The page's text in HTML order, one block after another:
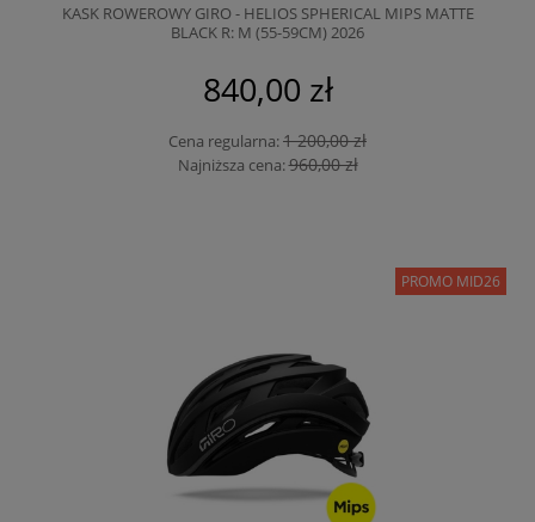
KASK ROWEROWY GIRO - HELIOS SPHERICAL MIPS MATTE
BLACK R: M (55-59CM) 2026
840,00 zł
Cena regularna:1 200,00 zł
Najniższa cena:960,00 zł
PROMO MID26